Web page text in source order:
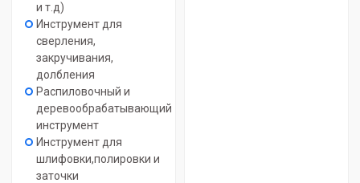
и т.д)
Инструмент для
сверления,
закручивания,
долбления
Распиловочный и
деревообрабатывающий
инструмент
Инструмент для
шлифовки,полировки и
заточки